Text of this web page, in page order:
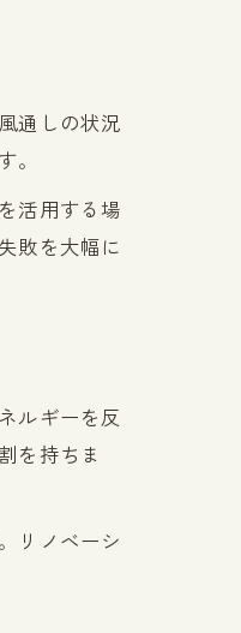
通しの状況
活用する場
敗を大幅に
ルギーを反
を持ちま
リノベーシ